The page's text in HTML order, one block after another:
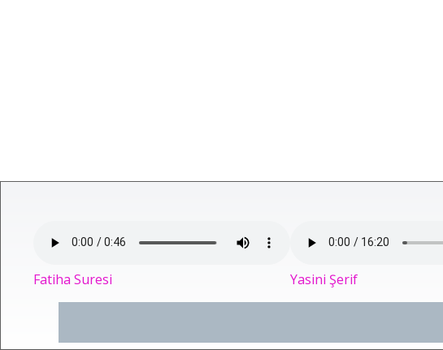
Fatiha Suresi Yasini Şerif